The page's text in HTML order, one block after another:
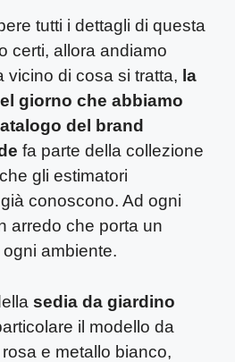
tutti i dettagli di questa
certi, allora andiamo
vicino di cosa si tratta, la
giorno che abbiamo
del brand
fa parte della collezione
gli estimatori
conoscono. Ad ogni
arredo che porta un
ambiente.
sedia da giardino
il modello da
e metallo bianco,